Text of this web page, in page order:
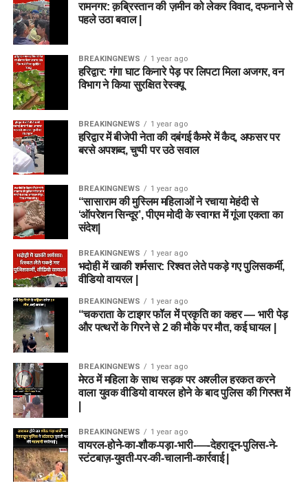
रामनगर: क़ब्रिस्तान की ज़मीन को लेकर विवाद, दफनाने से
पहले उठा बवाल |
BREAKINGNEWS 1 year ago
हरिद्वार: गंगा घाट किनारे पेड़ पर लिपटा मिला अजगर, वन
विभाग ने किया सुरक्षित रेस्क्यू
BREAKINGNEWS 1 year ago
हरिद्वार में बीजेपी नेता की दबंगई कैमरे में कैद, अफसर पर
बरसे अपशब्द, चुप्पी पर उठे सवाल
BREAKINGNEWS 1 year ago
“सासाराम की मुस्लिम महिलाओं ने रचाया मेहंदी से
‘ऑपरेशन सिन्दूर’, पीएम मोदी के स्वागत में गूंजा एकता का
संदेश|
BREAKINGNEWS 1 year ago
भदोही में खाकी शर्मसार: रिश्वत लेते पकड़े गए पुलिसकर्मी,
वीडियो वायरल |
BREAKINGNEWS 1 year ago
“चकराता के टाइगर फॉल में प्रकृति का कहर — भारी पेड़
और पत्थरों के गिरने से 2 की मौके पर मौत, कई घायल |
BREAKINGNEWS 1 year ago
मेरठ में महिला के साथ सड़क पर अश्लील हरकत करने
वाला युवक वीडियो वायरल होने के बाद पुलिस की गिरफ्त में
BREAKINGNEWS 1 year ago
वायरल-होने-का-शौक-पड़ा-भारी-—-देहरादून-पुलिस-ने-
स्टंटबाज़-युवती-पर-की-चालानी-कार्रवाई |